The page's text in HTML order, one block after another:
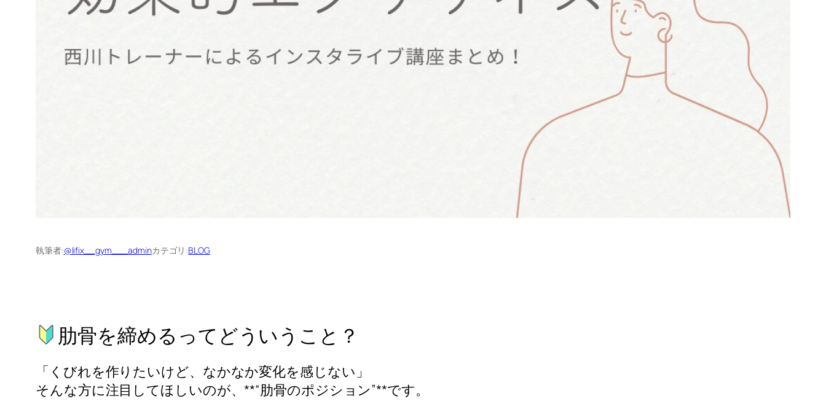
執筆者:@lifix__gym___adminカテゴリ:BLOG
肋骨を締めるってどういうこと？
「くびれを作りたいけど、なかなか変化を感じない」
そんな方に注目してほしいのが、**“肋骨のポジション”**です。